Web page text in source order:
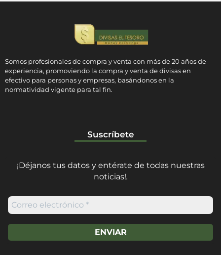
Somos profesionales de compra y venta con más de 20 años de
experiencia, promoviendo la compra y venta de divisas en
efectivo para personas y empresas, basándonos en la
normatividad vigente para tal fin.
Suscríbete
¡Déjanos tus datos y entérate de todas nuestras
noticias!.